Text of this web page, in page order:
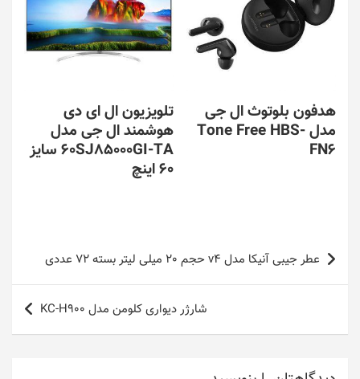
هدفون بلوتوث ال جی
مدل Tone Free HBS-
FN6
تلویزیون ال ای دی
هوشمند ال جی مدل
60SJ85000GI-TA سایز
60 اینچ
راهبری
نوشته
عطر جیبی آنیکا مدل v4 حجم 20 میلی لیتر بسته 72 عددی
شارژر دیواری کلومن مدل KC-H900